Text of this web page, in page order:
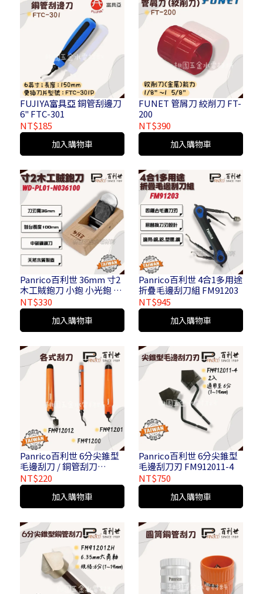
FUJIYA富具亞 銅管刮邊刀
6" FTC-301
NT$185
加入購物車
FUNET 管屑刀 絞削刀 FT-
200
NT$390
加入購物車
Panrico百利世 36mm 寸2
木工賊鉋刀 小鉋 小光鉋 賊
仔鉋 偷吃鉋 木工刨刀 木作
工具 WD-PL01-N036100
NT$330
加入購物車
Panrico百利世 4合1多用途
折疊毛邊刮刀組 FM91203
NT$945
加入購物車
Panrico百利世 6分尖錐型
毛邊刮刀 / 銅管刮刀
FM912012 / FM91200 /
FM91201
NT$220
加入購物車
Panrico百利世 6分尖錐型
毛邊刮刀刃 FM912011-4
NT$750
加入購物車